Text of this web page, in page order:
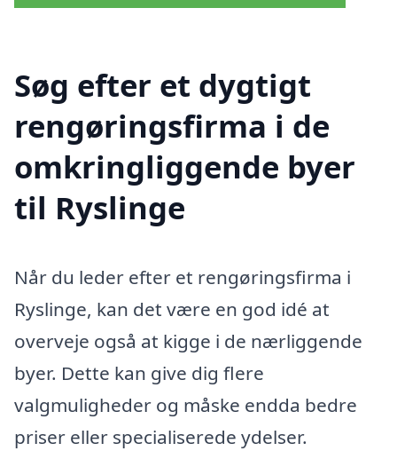
Søg efter et dygtigt
rengøringsfirma i de
omkringliggende byer
til Ryslinge
Når du leder efter et rengøringsfirma i
Ryslinge, kan det være en god idé at
overveje også at kigge i de nærliggende
byer. Dette kan give dig flere
valgmuligheder og måske endda bedre
priser eller specialiserede ydelser.